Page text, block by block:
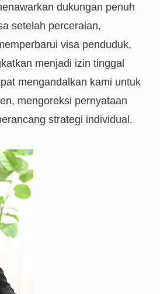
dukungan penuh
setelah perceraian,
visa penduduk,
menjadi izin tinggal
mengandalkan kami untuk
mengoreksi pernyataan
strategi individual.